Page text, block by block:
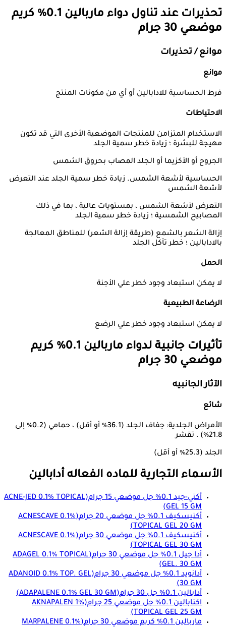
تحذيرات عند تناول دواء
ماربالين 0.1% كريم
موضعي 30 جرام
موانع / تحذيرات
موانع
فرط الحساسية للادابالين أو أي من مكونات المنتج
الاحتياطات
الاستخدام المتزامن للمنتجات الموضعية الأخرى التي قد تكون
مهيجة للبشرة ؛ زيادة خطر سمية الجلد
الجروح أو الأكزيما أو الجلد المصاب بحروق الشمس
الحساسية لأشعة الشمس. زيادة خطر سمية الجلد عند التعرض
لأشعة الشمس
التعرض لأشعة الشمس ، بمستويات عالية ، بما في ذلك
المصابيح الشمسية ؛ زيادة خطر سمية الجلد
إزالة الشعر بالشمع (طريقة إزالة الشعر) للمناطق المعالجة
بالادابالين ؛ خطر تآكل الجلد
الحمل
لا يمكن استبعاد وجود خطر علي الأجنة
الرضاعة الطبيعية
لا يمكن استبعاد وجود خطر علي الرضع
تأثيرات جانبية لدواء
ماربالين 0.1% كريم
موضعي 30 جرام
الآثار الجانبيه
شائع
الأمراض الجلدية: جفاف الجلد (36.1٪ أو أقل) ، حمامي (0.2٪ إلى
21.8٪) ، تقشر
الجلد (25.3٪ أو أقل)
الأسماء التجارية للماده الفعاله أدابالين
أكني-جيد 0.1% جل موضعي 15 جرام
(ACNE-JED 0.1% TOPICAL
GEL 15 GM)
أكنيسكيف 0.1% جل موضعي 20 جرام
(ACNESCAVE 0.1%
TOPICAL GEL 20 GM)
أكنيسكيف 0.1% جل موضعي 30 جرام
(ACNESCAVE 0.1%
TOPICAL GEL 30 GM)
أدا جيل 0.1% جل موضعي 30 جرام
(ADAGEL 0.1% TOPICAL
GEL. 30 GM)
أدانويد 0.1% جل موضعي 30 جرام
(ADANOID 0.1% TOP. GEL
30 GM)
أدابالين 0.1% جل 30 جرام
(ADAPALENE 0.1% GEL 30 GM)
اكنابالين 0.1% جل موضعي 25 جرام
(AKNAPALEN 1%
TOPICAL GEL 25 GM)
ماربالين 0.1% كريم موضعي 30 جرام
(MARPALENE 0.1%